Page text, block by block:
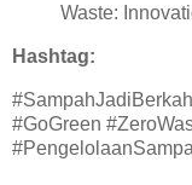
Waste:
Hashtag:
#GoGreen